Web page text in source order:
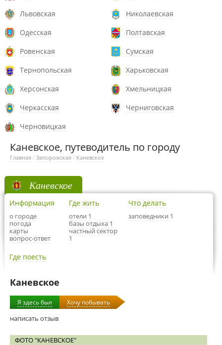
Львовская
Николаевская
Одесская
Полтавская
Ровенская
Сумская
Тернопольская
Харьковская
Херсонская
Хмельницкая
Черкасская
Черниговская
Черновицкая
Каневское, путеводитель по городу
Главная / Запорожская / Каневское
Каневское
Информация
о городе
погода
карты
вопрос-ответ
Где жить
отели 1
базы отдыха 1
частный сектор
1
Что делать
заповедники 1
Где поесть
Каневское
Я здесь был Хочу побывать
написать отзыв
ФОТО "КАНЕВСКОЕ"